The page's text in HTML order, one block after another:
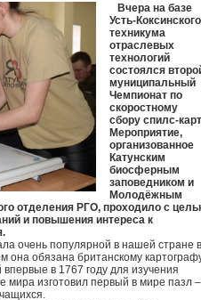
Вчера на базе
Усть-Коксинского
техникума
отраслевых
технологий
состоялся
муниципальный
Чемпионат по
скоростному
сбору спилс-
Мероприятие,
организованное
Катунским
биосферным
заповедником и
Молодёжным
отделения РГО, проходило с
и повышения интереса к
очень популярной в нашей стране в
она обязана британскому
в 1767 году для изучения
мира изготовил первый в мире пазл –